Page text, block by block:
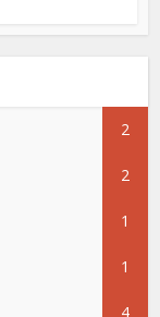
2
2
1
1
4